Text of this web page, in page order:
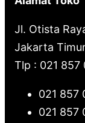
Jl. Otista
Jakarta
Tlp : 021 857
021 857
021 857